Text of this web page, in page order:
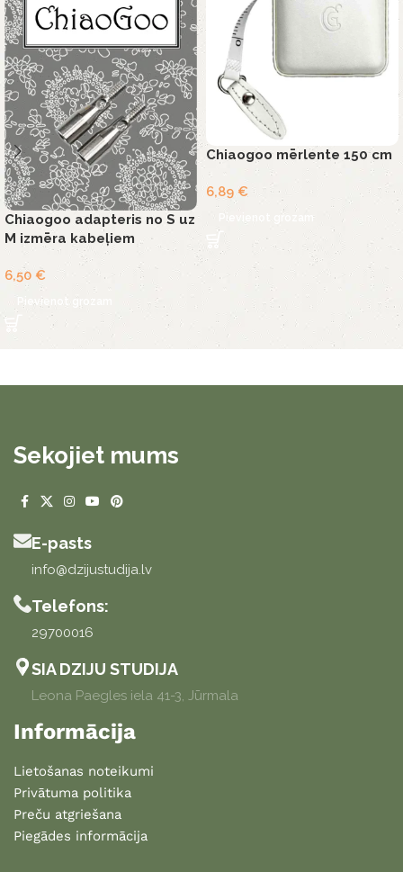
Chiaogoo adapteris no S uz
M izmēra kabeļiem
6,50 €
Pievienot grozam
Chiaogoo mērlente 150 cm
6,89 €
Pievienot grozam
Sekojiet mums
E-pasts
info@dzijustudija.lv
Telefons:
29700016
SIA DZIJU STUDIJA
Leona Paegles iela 41-3, Jūrmala
Informācija
Lietošanas noteikumi
Privātuma politika
Preču atgriešana
Piegādes informācija